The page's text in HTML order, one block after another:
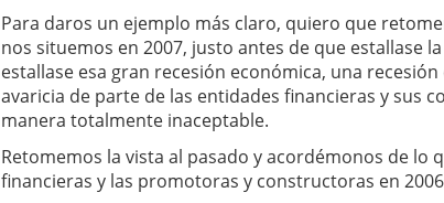
Para daros un ejemplo más claro, quiero que
nos situemos en 2007, justo antes de que estallase
estallase esa gran recesión económica, una
avaricia de parte de las entidades financieras y sus
manera totalmente inaceptable.
Retomemos la vista al pasado y acordémonos de lo
financieras y las promotoras y constructoras en 2006